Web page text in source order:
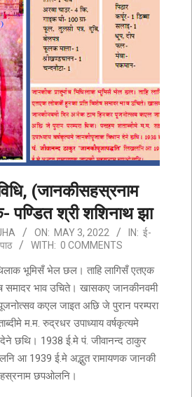
(जानकीसहस्रनाम
श्री शशिनाथ झा
ON: MAY 3, 2022 IN: ई-
WITH: 0 COMMENTS
भूमिसँ भेल छल। ताहि लागिसँ एतएक
समादर भाव उचिते। खासकए जानकीनवमी
कएल जाइत अछि जे पुरान परम्परा
म.म. रुद्रधर उपाध्याय वर्षकृत्यमे
छथि। 1938 ई.मे पं. जीवानन्द ठाकुर
आ 1939 ई.मे अद्भुत रामायणक जानकी
छपओलनि।